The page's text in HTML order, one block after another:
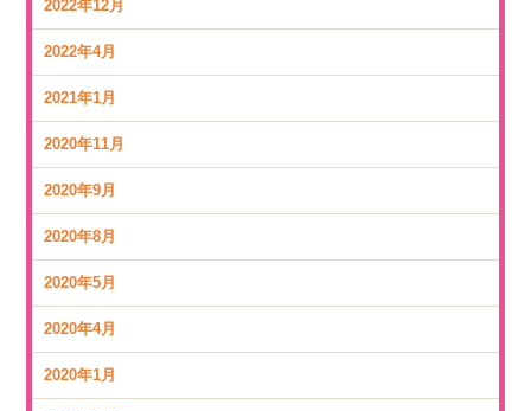
2022年12月
2022年4月
2021年1月
2020年11月
2020年9月
2020年8月
2020年5月
2020年4月
2020年1月